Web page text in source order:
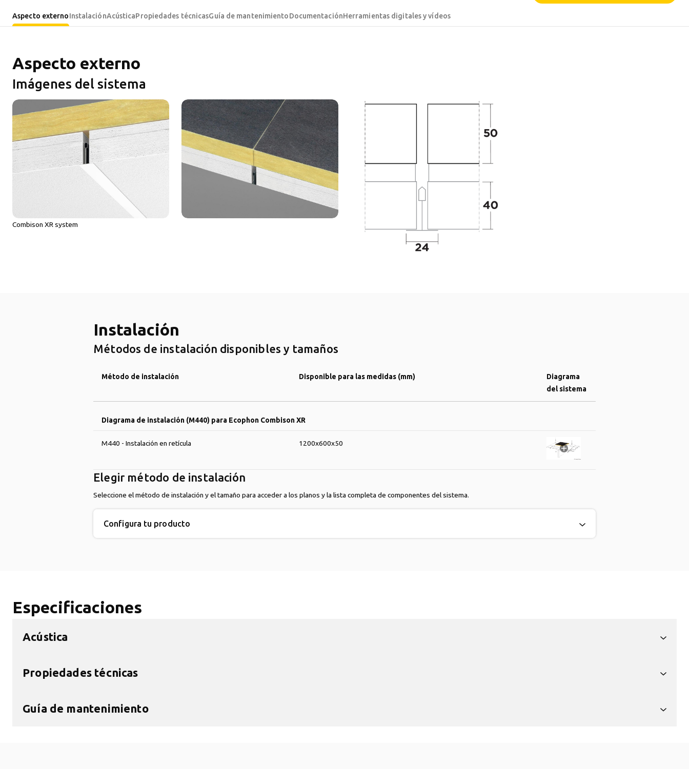
Aspecto externoInstalaciónAcústicaPropiedades técnicasGuía de mantenimientoDocumentaciónHerramientas digitales y vídeos
Aspecto externo
Imágenes del sistema
Combison XR system
Instalación
Métodos de instalación disponibles y tamaños
Método de instalación Disponible para las medidas (mm)
Diagrama
del sistema
Diagrama de instalación (M440) para Ecophon Combison XR
M440 - Instalación en retícula 1200x600x50
Elegir método de instalación
Seleccione el método de instalación y el tamaño para acceder a los planos y la lista completa de componentes del sistema.
Configura tu producto
Especificaciones
Acústica
Propiedades técnicas
Guía de mantenimiento